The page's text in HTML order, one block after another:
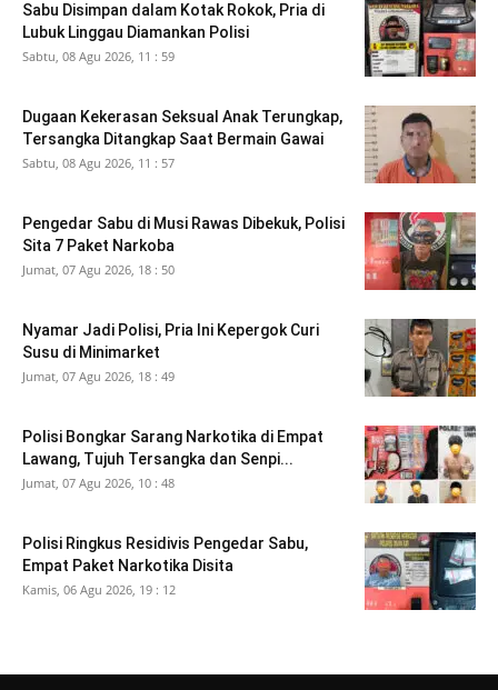
Sabu Disimpan dalam Kotak Rokok, Pria di
Lubuk Linggau Diamankan Polisi
Sabtu, 08 Agu 2026, 11 : 59
Dugaan Kekerasan Seksual Anak Terungkap,
Tersangka Ditangkap Saat Bermain Gawai
Sabtu, 08 Agu 2026, 11 : 57
Pengedar Sabu di Musi Rawas Dibekuk, Polisi
Sita 7 Paket Narkoba
Jumat, 07 Agu 2026, 18 : 50
Nyamar Jadi Polisi, Pria Ini Kepergok Curi
Susu di Minimarket
Jumat, 07 Agu 2026, 18 : 49
Polisi Bongkar Sarang Narkotika di Empat
Lawang, Tujuh Tersangka dan Senpi...
Jumat, 07 Agu 2026, 10 : 48
Polisi Ringkus Residivis Pengedar Sabu,
Empat Paket Narkotika Disita
Kamis, 06 Agu 2026, 19 : 12